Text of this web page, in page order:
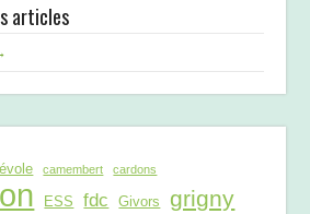
articles
camembert cardons
ESS fdc Givors grigny